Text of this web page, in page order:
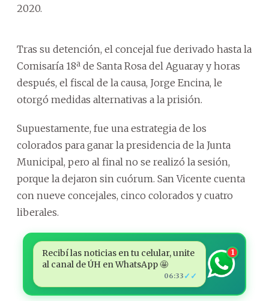
2020.
Tras su detención, el concejal fue derivado hasta la
Comisaría 18ª de Santa Rosa del Aguaray y horas
después, el fiscal de la causa, Jorge Encina, le
otorgó medidas alternativas a la prisión.
Supuestamente, fue una estrategia de los
colorados para ganar la presidencia de la Junta
Municipal, pero al final no se realizó la sesión,
porque la dejaron sin cuórum. San Vicente cuenta
con nueve concejales, cinco colorados y cuatro
liberales.
Recibí las noticias en tu celular, unite
al canal de ÚH en WhatsApp 🤩
06:33 ✓✓
1